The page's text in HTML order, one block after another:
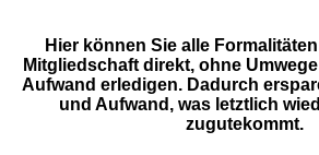
Hier können Sie alle
Mitgliedschaft direkt, ohne
Aufwand erledigen. Dadurch
und Aufwand, was letztlich
zugutekommt.